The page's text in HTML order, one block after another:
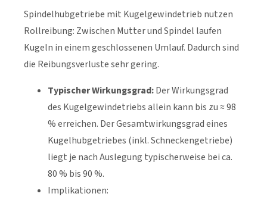
Spindelhubgetriebe mit Kugelgewindetrieb nutzen
Rollreibung: Zwischen Mutter und Spindel laufen
Kugeln in einem geschlossenen Umlauf. Dadurch sind
die Reibungsverluste sehr gering.
Typischer Wirkungsgrad:Der Wirkungsgrad
des Kugelgewindetriebs allein kann bis zu ≈ 98
% erreichen. Der Gesamtwirkungsgrad eines
Kugelhubgetriebes (inkl. Schneckengetriebe)
liegt je nach Auslegung typischerweise bei ca.
80 % bis 90 %.
Implikationen: